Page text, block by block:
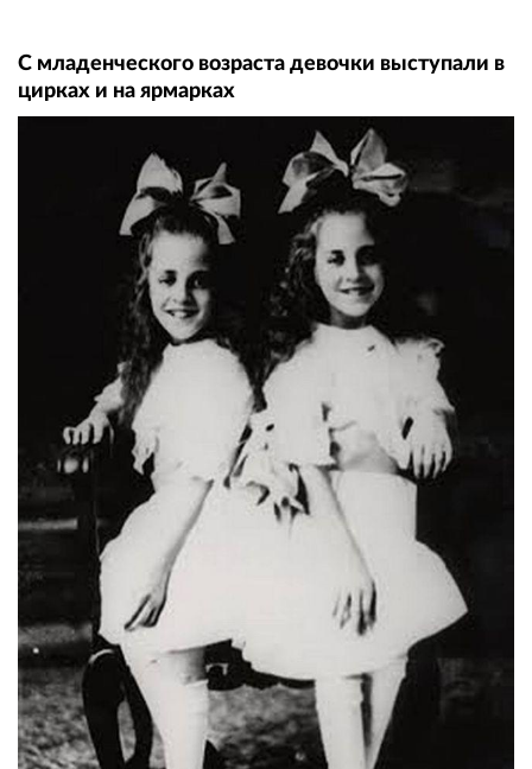
С младенческого возраста девочки выступали в
цирках и на ярмарках